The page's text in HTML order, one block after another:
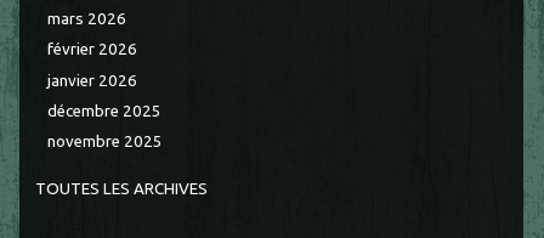
mars 2026
février 2026
janvier 2026
décembre 2025
novembre 2025
TOUTES LES ARCHIVES